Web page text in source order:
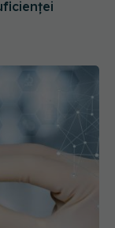
istorie.
apere